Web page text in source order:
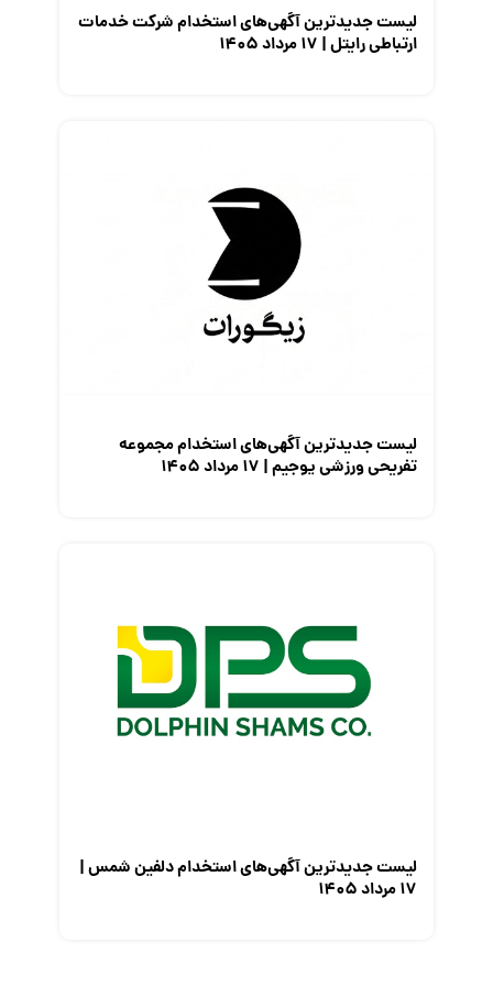
لیست جدیدترین آگهی‌های استخدام شرکت خدمات
ارتباطی رایتل | ۱۷ مرداد ۱۴۰۵
لیست جدیدترین آگهی‌های استخدام مجموعه
تفریحی ورزشی یوجیم | ۱۷ مرداد ۱۴۰۵
لیست جدیدترین آگهی‌های استخدام دلفین شمس |
۱۷ مرداد ۱۴۰۵